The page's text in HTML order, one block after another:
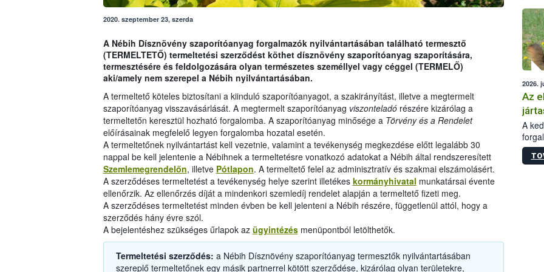
2020. szeptember 23, szerda
A Nébih Dísznövény szaporítóanyag forgalmazók nyilvántartásában található termesztő
(TERMELTETŐ) termeltetési szerződést köthet dísznövény szaporítóanyag szaporítására,
termesztésére és feldolgozására olyan természetes személlyel vagy céggel (TERMELŐ)
aki/amely nem szerepel a Nébih nyilvántartásában.
A termeltető köteles biztosítani a kiinduló szaporítóanyagot, a szakirányítást, illetve a megtermelt
szaporítóanyag visszavásárlását. A megtermelt szaporítóanyag viszonteladó részére kizárólag a
termeltetőn keresztül hozható forgalomba. A szaporítóanyag minősége a Törvény és a Rendelet
előírásainak megfelelő legyen forgalomba hozatal esetén.
A termeltetőnek nyilvántartást kell vezetnie, valamint a tevékenység megkezdése előtt legalább 30
nappal be kell jelentenie a Nébihnek a termeltetésre vonatkozó adatokat a Nébih által rendszeresített
Szemlemegrendelőn, illetve Pótlapon. A termeltető felel az adminisztratív és szakmai elszámolásért.
A szerződéses termeltetést a tevékenység helye szerint illetékes kormányhivatal munkatársai évente
ellenőrzik. Az ellenőrzés díját a mindenkori szemledíj rendelet alapján a termeltető fizeti meg.
A szerződéses termeltetést minden évben be kell jelenteni a Nébih részére, függetlenül attól, hogy a
szerződés hány évre szól.
A bejelentéshez szükséges űrlapok az ügyintézésmenüpontból letölthetők.
Termeltetési szerződés: a Nébih Dísznövény szaporítóanyag termesztők nyilvántartásában
szereplő termeltetőnek egy másik partnerrel kötött szerződése, kizárólag olyan területekre,
2026.
Az
A